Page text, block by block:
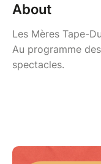
About
Les Mères Tape-
Au programme
spectacles.